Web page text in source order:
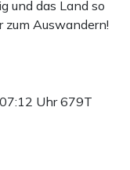
und das Land so
Auswandern!
Uhr679T